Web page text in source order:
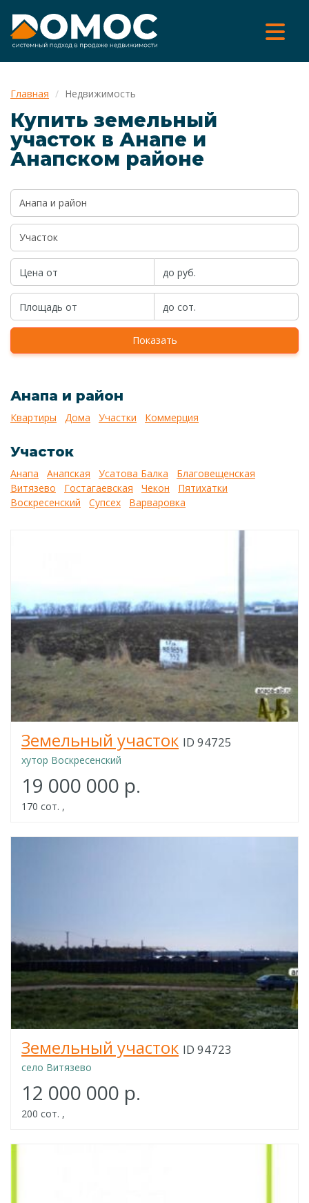
Главная Недвижимость
Купить земельный
участок в Анапе и
Анапском районе
Анапа и район
Показать
Анапа и район
Квартиры Дома Участки Коммерция
Участок
Анапа Анапская Усатова Балка
Благовещенская
Витязево
Гостагаевская Чекон
Пятихатки
Воскресенский
Супсех Варваровка
Земельный участок ID 94725
хутор Воскресенский
19 000 000 р.
170 сот. ,
Земельный участок ID 94723
село Витязево
12 000 000 р.
200 сот. ,